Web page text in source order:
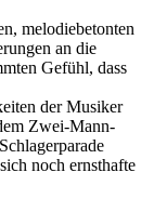
melodiebetonten
an die
Gefühl, dass
der Musiker
Zwei-Mann-
noch ernsthafte